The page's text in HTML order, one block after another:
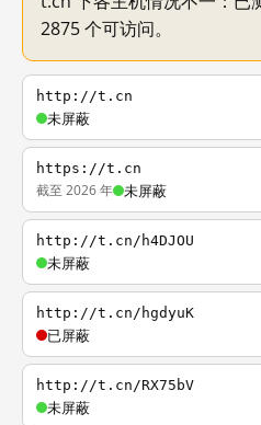
2875 个可访问。
http://t.cn
未屏蔽
https://t.cn
截至 2026 年 未屏蔽
http://t.cn/h4DJOU
未屏蔽
http://t.cn/hgdyuK
已屏蔽
http://t.cn/RX75bV
未屏蔽